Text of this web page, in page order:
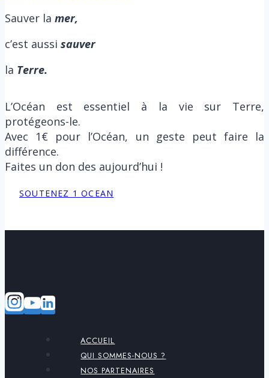
Sauver la mer,
c’est aussi sauver
la Terre.
L’Océan est essentiel à la vie sur Terre,
protégeons-le.
Avec 1€ pour l’Océan, un geste peut faire la
différence.
Faites un don des aujourd’hui !
SOUTENEZ 1 OCEAN
ACCUEIL
QUI SOMMES-NOUS ?
NOS PARTENAIRES